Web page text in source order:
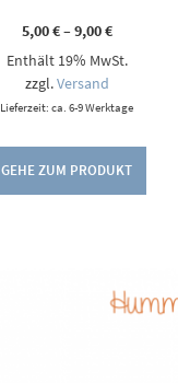
5,00€–9,00€
bis
Enthält 19% MwSt.
zzgl.Versand
Lieferzeit: ca. 6-9 Werktage
GEHE ZUM PRODUKT